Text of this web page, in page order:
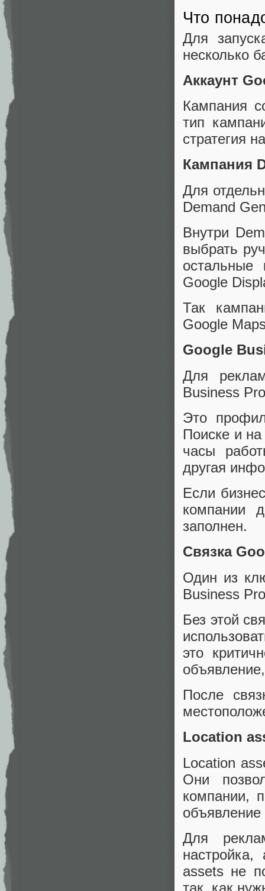
Что
Для
несколько
Аккаунт
Кампания
тип
стратегия
Кампания
Для
Demand
Внутри
выбрать
остальные
Google
Так
Google
Google
Для
Business
Это
Поиске и
часы
другая
Если
компании
заполнен.
Связка
Один из
Business
Без этой
это
После
Location
Location
Они
компании,
объявление
Для
настройка,
assets не
так, как